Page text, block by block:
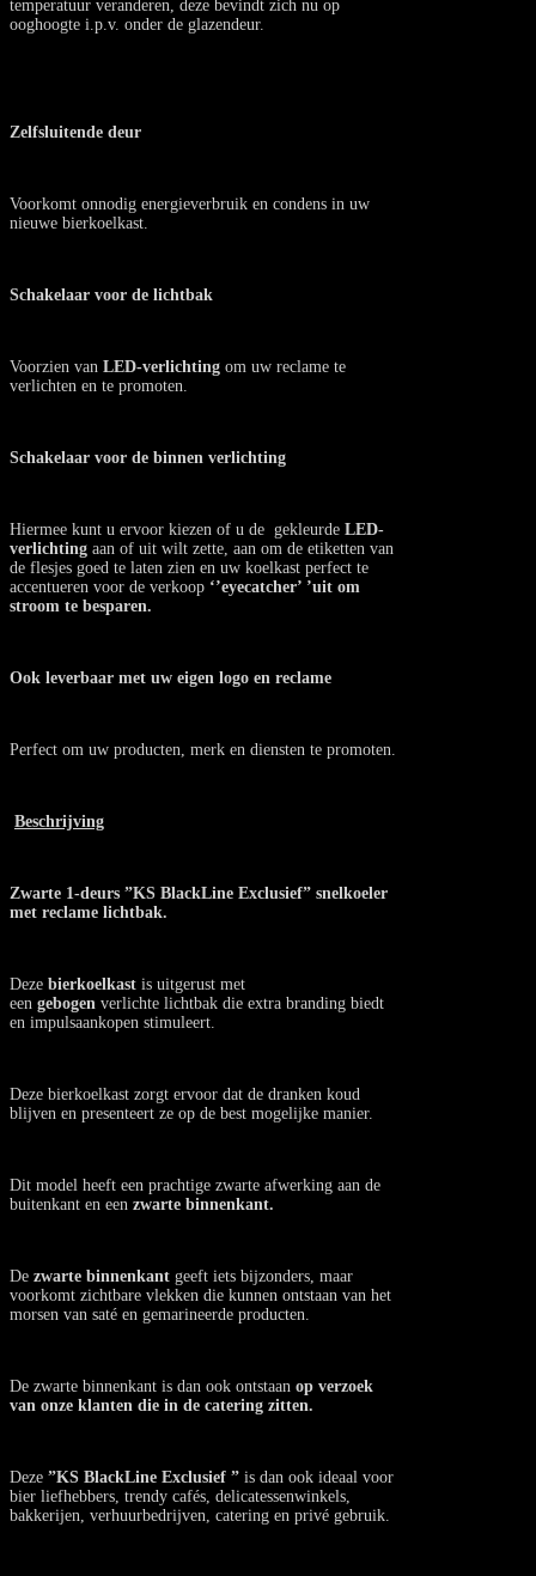
temperatuur veranderen, deze bevindt zich nu op
ooghoogte i.p.v. onder de glazendeur.
Zelfsluitende deur
Voorkomt onnodig energieverbruik en condens in uw
nieuwe bierkoelkast.
Schakelaar voor de lichtbak
Voorzien van LED-verlichting om uw reclame te
verlichten en te promoten.
Schakelaar voor de binnen verlichting
Hiermee kunt u ervoor kiezen of u de gekleurde LED-
verlichting aan of uit wilt zette, aan om de etiketten van
de flesjes goed te laten zien en uw koelkast perfect te
accentueren voor de verkoop ‘’eyecatcher’ ’uit om
stroom te besparen.
Ook leverbaar met uw eigen logo en reclame
Perfect om uw producten, merk en diensten te promoten.
Beschrijving
Zwarte 1-deurs ”KS BlackLine Exclusief” snelkoeler
met reclame lichtbak.
Deze bierkoelkast is uitgerust met
een gebogen verlichte lichtbak die extra branding biedt
en impulsaankopen stimuleert.
Deze bierkoelkast zorgt ervoor dat de dranken koud
blijven en presenteert ze op de best mogelijke manier.
Dit model heeft een prachtige zwarte afwerking aan de
buitenkant en een zwarte binnenkant.
De zwarte binnenkant geeft iets bijzonders, maar
voorkomt zichtbare vlekken die kunnen ontstaan van het
morsen van saté en gemarineerde producten.
De zwarte binnenkant is dan ook ontstaan op verzoek
van onze klanten die in de catering zitten.
Deze ”KS BlackLine Exclusief ” is dan ook ideaal voor
bier liefhebbers, trendy cafés, delicatessenwinkels,
bakkerijen, verhuurbedrijven, catering en privé gebruik.